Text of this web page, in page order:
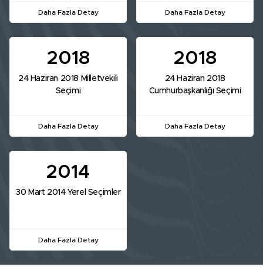
Daha Fazla Detay Daha Fazla Detay
2018
24 Haziran 2018 Milletvekili
Seçimi
Daha Fazla Detay
2018
24 Haziran 2018
Cumhurbaşkanlığı Seçimi
Daha Fazla Detay
2014
30 Mart 2014 Yerel Seçimler
Daha Fazla Detay